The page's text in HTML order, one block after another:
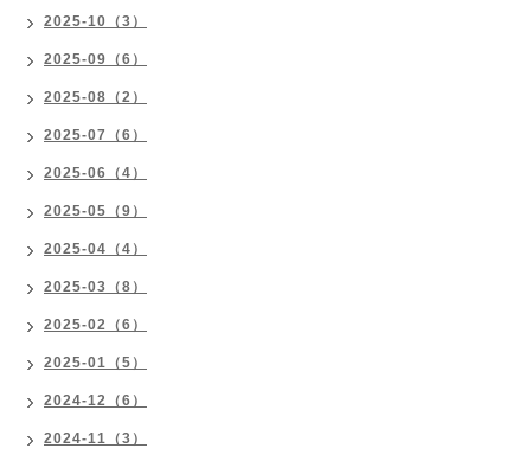
2025-10（3）
2025-09（6）
2025-08（2）
2025-07（6）
2025-06（4）
2025-05（9）
2025-04（4）
2025-03（8）
2025-02（6）
2025-01（5）
2024-12（6）
2024-11（3）